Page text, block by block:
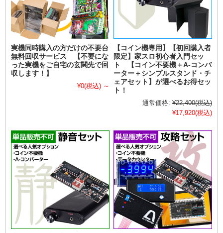
実機同時購入の方だけの不要台
無料回収サービス 【不要にな
った実機をご自宅の玄関先で回
収します！】
¥0(税込) ～
【コイン機専用】【初回購入者
限定】家スロ初心者入門セッ
ト 【コイン不要機＋A-コンバ
ーター＋シンプルスタンド・チ
ェアセット】が選べるお得セッ
ト！
通常価格: ¥22,400(税込)
¥17,920(税込)